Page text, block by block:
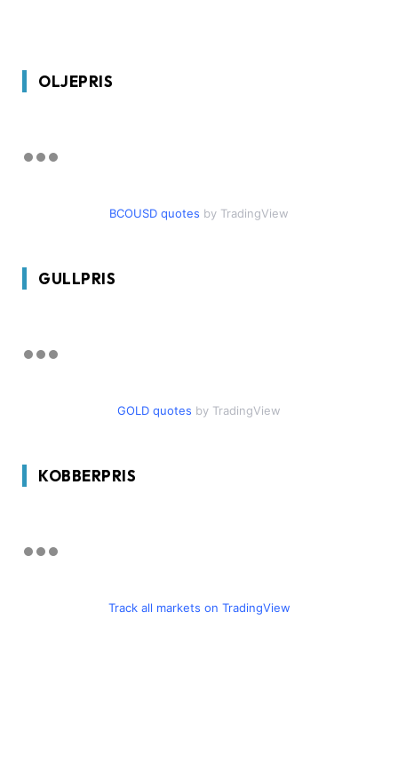
OLJEPRIS
BCOUSD quotes by TradingView
GULLPRIS
GOLD quotes by TradingView
KOBBERPRIS
Track all markets on TradingView